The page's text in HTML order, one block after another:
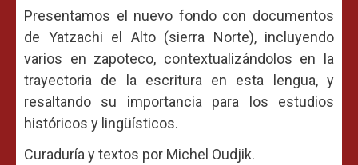
Presentamos el nuevo fondo con documentos
de Yatzachi el Alto (sierra Norte), incluyendo
varios en zapoteco, contextualizándolos en la
trayectoria de la escritura en esta lengua, y
resaltando su importancia para los estudios
históricos y lingüísticos.
Curaduría y textos por Michel Oudjik.